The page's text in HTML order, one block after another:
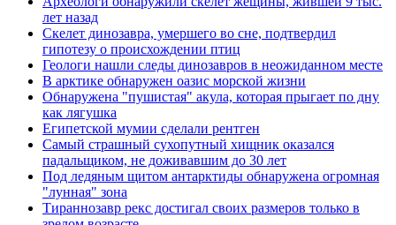
лет назад
Скелет динозавра, умершего во сне, подтвердил
гипотезу о происхождении птиц
Геологи нашли следы динозавров в неожиданном месте
В арктике обнаружен оазис морской жизни
Обнаружена "пушистая" акула, которая прыгает по дну
как лягушка
Египетской мумии сделали рентген
Самый страшный сухопутный хищник оказался
падальщиком, не доживавшим до 30 лет
Под ледяным щитом антарктиды обнаружена огромная
"лунная" зона
Тираннозавр рекс достигал своих размеров только в